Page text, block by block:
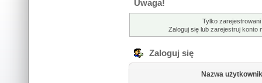
Uwaga!
Tylko
Zaloguj się lub zarejestruj konto
Zaloguj się
Nazwa